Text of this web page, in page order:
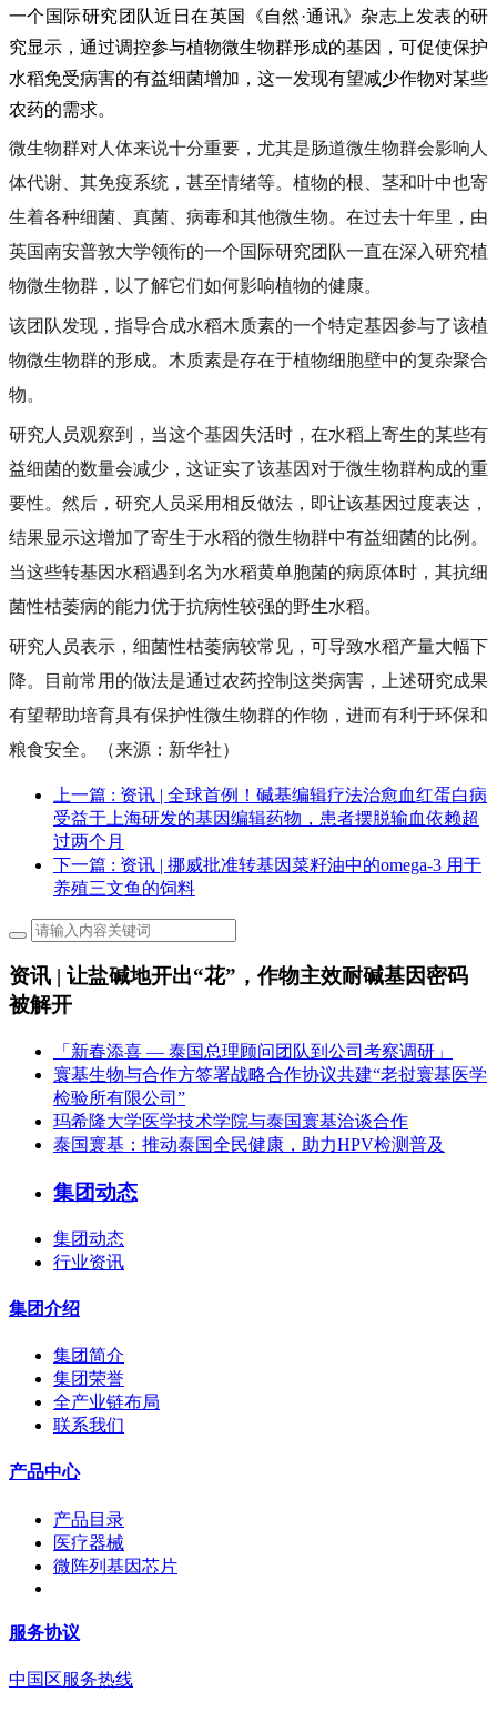
一个国际研究团队近日在英国《自然·通讯》杂志上发表的研
究显示，通过调控参与植物微生物群形成的基因，可促使保护
水稻免受病害的有益细菌增加，这一发现有望减少作物对某些
农药的需求。
微生物群对人体来说十分重要，尤其是肠道微生物群会影响人
体代谢、其免疫系统，甚至情绪等。植物的根、茎和叶中也寄
生着各种细菌、真菌、病毒和其他微生物。在过去十年里，由
英国南安普敦大学领衔的一个国际研究团队一直在深入研究植
物微生物群，以了解它们如何影响植物的健康。
该团队发现，指导合成水稻木质素的一个特定基因参与了该植
物微生物群的形成。木质素是存在于植物细胞壁中的复杂聚合
物。
研究人员观察到，当这个基因失活时，在水稻上寄生的某些有
益细菌的数量会减少，这证实了该基因对于微生物群构成的重
要性。然后，研究人员采用相反做法，即让该基因过度表达，
结果显示这增加了寄生于水稻的微生物群中有益细菌的比例。
当这些转基因水稻遇到名为水稻黄单胞菌的病原体时，其抗细
菌性枯萎病的能力优于抗病性较强的野生水稻。
研究人员表示，细菌性枯萎病较常见，可导致水稻产量大幅下
降。目前常用的做法是通过农药控制这类病害，上述研究成果
有望帮助培育具有保护性微生物群的作物，进而有利于环保和
粮食安全。（来源：新华社）
上一篇 : 资讯 | 全球首例！碱基编辑疗法治愈血红蛋白病
受益于上海研发的基因编辑药物，患者摆脱输血依赖超
过两个月
下一篇 : 资讯 | 挪威批准转基因菜籽油中的omega-3 用于
养殖三文鱼的饲料
资讯 | 让盐碱地开出“花”，作物主效耐碱基因密码
被解开
「新春添喜 — 泰国总理顾问团队到公司考察调研」
寰基生物与合作方签署战略合作协议共建“老挝寰基医学
检验所有限公司”
玛希隆大学医学技术学院与泰国寰基洽谈合作
泰国寰基：推动泰国全民健康，助力HPV检测普及
集团动态
集团动态
行业资讯
集团介绍
集团简介
集团荣誉
全产业链布局
联系我们
产品中心
产品目录
医疗器械
微阵列基因芯片
服务协议
中国区服务热线